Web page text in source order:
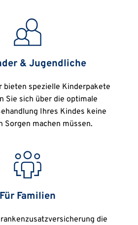
& Jugendliche
bieten spezielle Kinderpakete
Sie sich über die optimale
Ihres Kindes keine
Sorgen machen müssen.
Für Familien
die